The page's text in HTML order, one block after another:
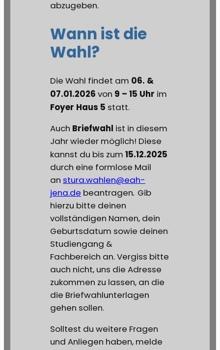
abzugeben.
Wann ist die
Wahl?
Die Wahl findet am 06. &
07.01.2026 von 9 – 15 Uhr im
Foyer Haus 5 statt.
Auch Briefwahl ist in diesem
Jahr wieder möglich! Diese
kannst du bis zum15.12.2025
durch eine formlose Mail
an stura.wahlen@eah-
jena.de beantragen. Gib
hierzu bitte deinen
vollständigen Namen, dein
Geburtsdatum sowie deinen
Studiengang &
Fachbereich an. Vergiss bitte
auch nicht, uns die Adresse
zukommen zu lassen, an die
die Briefwahlunterlagen
gehen sollen.
Solltest du weitere Fragen
und Anliegen haben, melde